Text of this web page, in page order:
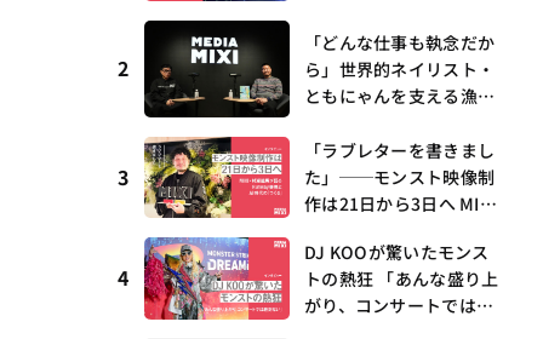
続けられるのか？コラボ
初の“真獣神化”やDJ KO
O、てつや、兎田ぺこ
も集結
2
「どんな仕事も執念だか
ら」世界的ネイリスト・
ともにゃんを支える漁師
I with interfm #5
3
「ラブレターを書きまし
た」──モンスト映像制
作は21日から3日へ MIX
ay提携とAI時代の“つく
る”
4
DJ KOOが驚いたモンス
トの熱狂 「あんな盛り上
がり、コンサートでは絶